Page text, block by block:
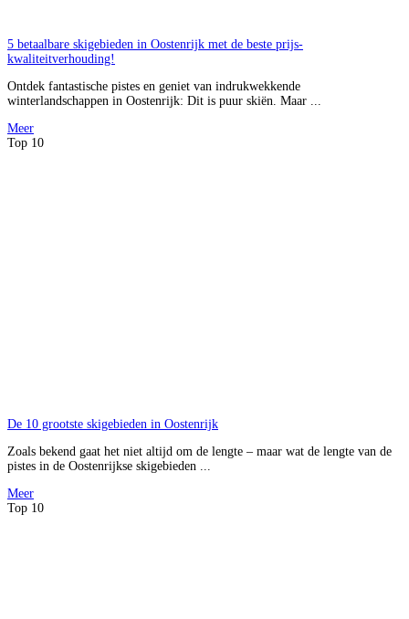
5 betaalbare skigebieden in Oostenrijk met de beste prijs-
kwaliteitverhouding!
Ontdek fantastische pistes en geniet van indrukwekkende
winterlandschappen in Oostenrijk: Dit is puur skiën. Maar ...
Meer
Top 10
De 10 grootste skigebieden in Oostenrijk
Zoals bekend gaat het niet altijd om de lengte – maar wat de lengte van de
pistes in de Oostenrijkse skigebieden ...
Meer
Top 10